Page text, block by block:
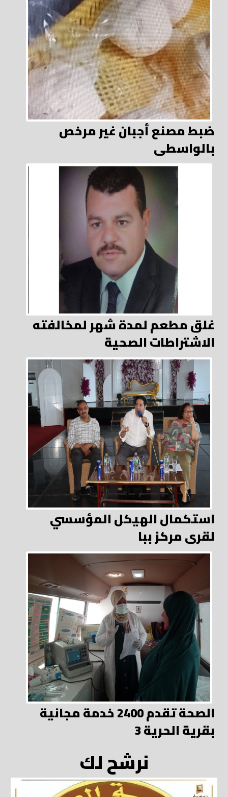
ضبط مصنع أجبان غير مرخص
بالواسطى
غلق مطعم لمدة شهر لمخالفته
الاشتراطات الصحية
استكمال الهيكل المؤسسي
لقرى مركز ببا
الصحة تقدم 2400 خدمة مجانية
بقرية الحرية 3
نرشح لك